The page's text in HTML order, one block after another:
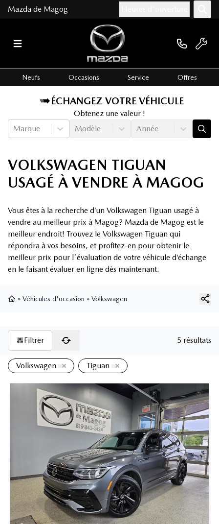
Mazda de Magog
Neufs Occasions Service Offres
ÉCHANGEZ VOTRE VÉHICULE
Obtenez une valeur !
Marque
Modèle Année
VOLKSWAGEN TIGUAN
USAGÉ À VENDRE À MAGOG
Vous êtes à la recherche d’un Volkswagen Tiguan usagé à
vendre au meilleur prix à Magog? Mazda de Magog est le
meilleur endroit! Trouvez le Volkswagen Tiguan qui
répondra à vos besoins, et profitez-en pour obtenir le
meilleur prix pour l'évaluation de votre véhicule d’échange
en le faisant évaluer en ligne dès maintenant.
» Véhicules d'occasion » Volkswagen
Filtrer 5 résultats
Volkswagen Tiguan